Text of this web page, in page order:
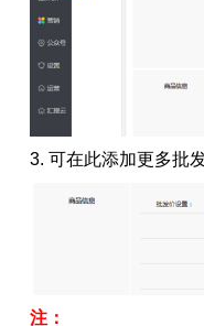
3. 可在此添加更多批
注：